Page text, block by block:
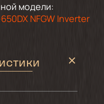
модели:
NFGW Inverter